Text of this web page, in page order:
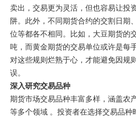
卖出，交易更为灵活，但也容易让投
阱。此外，不同期货合约的交割日期
位等都各不相同。比如，大豆期货的
吨，而黄金期货的交易单位或许是每
对这些规则烂熟于心，才能避免因规
误。
深入研究交易品种
期货市场交易品种丰富多样，涵盖农
等多个领域 。投资者在选择交易品种